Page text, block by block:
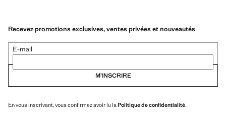
Recevez promotions exclusives, ventes privées et nouveautés
E-mail
M’INSCRIRE
En vous inscrivant, vous confirmez avoir lu la Politique de confidentialité.